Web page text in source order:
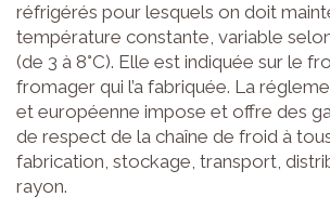
réfrigérés pour lesquels on doit
température constante, variable
(de 3 à 8°C). Elle est indiquée sur le
fromager qui l’a fabriquée. La
et européenne impose et offre des
de respect de la chaîne de froid à
fabrication, stockage, transport,
rayon.